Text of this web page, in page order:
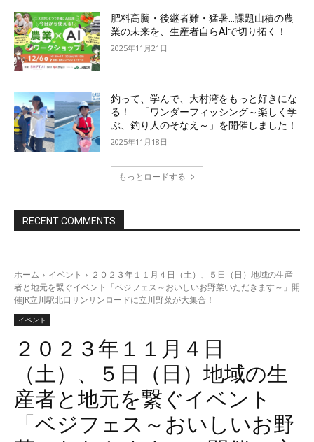
肥料高騰・後継者難・猛暑…課題山積の農
業の未来を、生産者自らAIで切り拓く！
2025年11月21日
釣って、学んで、大村湾をもっと好きにな
る！ 「ワンダーフィッシング～楽しく学
ぶ、釣り人のそなえ～」を開催しました！
2025年11月18日
もっとロードする
RECENT COMMENTS